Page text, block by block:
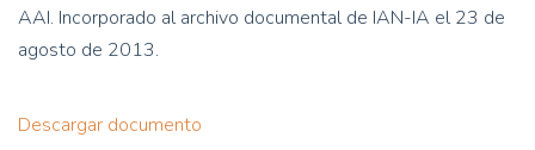
AAI. Incorporado al archivo documental de IAN-IA el 23 de
agosto de 2013.
Descargar documento